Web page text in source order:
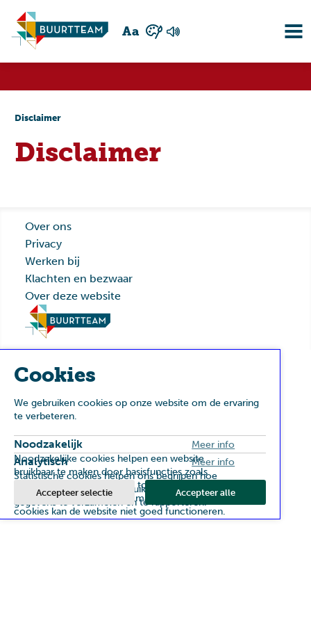
Aa
Disclaimer
Disclaimer
Over ons
Privacy
Werken bij
Klachten en bezwaar
Over deze website
Cookies
We gebruiken cookies op onze website om de ervaring
te verbeteren.
Noodzakelijk
Meer info
Noodzakelijke cookies helpen een website
bruikbaar te maken door basisfuncties zoals
paginanavigatie en toegang tot beveiligde delen
van de website mogelijk te maken. Zonder deze
cookies kan de website niet goed functioneren.
Analytisch
Meer info
Statistische cookies helpen ons begrijpen hoe
bezoekers de website gebruiken, door anoniem
gegevens te verzamelen en te rapporteren.
Accepteer selectie Accepteer alle